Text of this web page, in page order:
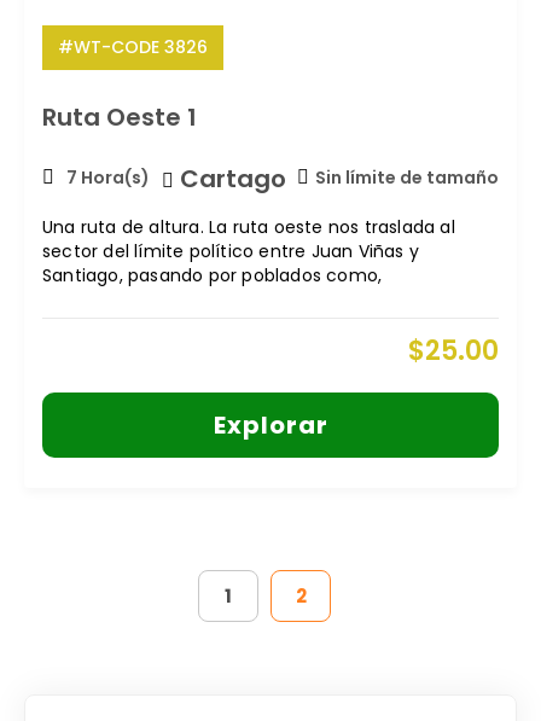
#WT-CODE 3826
Ruta Oeste 1
7 Hora(s) Cartago Sin límite de tamaño
Una ruta de altura. La ruta oeste nos traslada al
sector del límite político entre Juan Viñas y
Santiago, pasando por poblados como,
$25.00
Explorar
1 2